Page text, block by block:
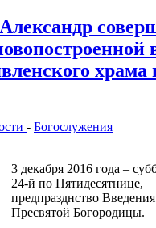
храма
- Богослужения
3 декабря 2016 года –
24-й по Пятидесятнице,
предпразднство
Пресвятой Богородицы.